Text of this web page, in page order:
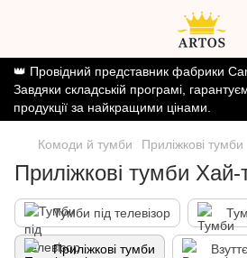
👑 Провідний представник фабрики
Завдяки складській програмі,
продукції за найкращими цінами.
Комоди й тумби Приліжкові тумби
Приліжкові тумби Хай-
Тумби під телевізор
Приліжкові тумби